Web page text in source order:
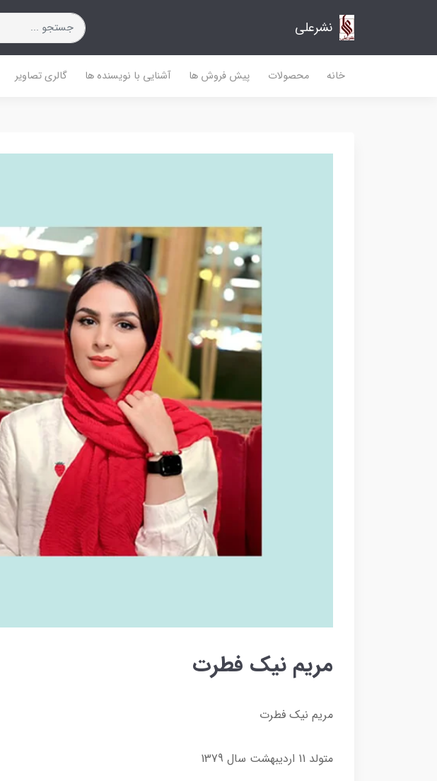
نشرعلی
خانه محصولات پیش فروش ها آشنایی با نویسنده ها گالری تصاویر
مریم نیک فطرت
مریم نیک فطرت
متولد 11 اردیبهشت سال 1379